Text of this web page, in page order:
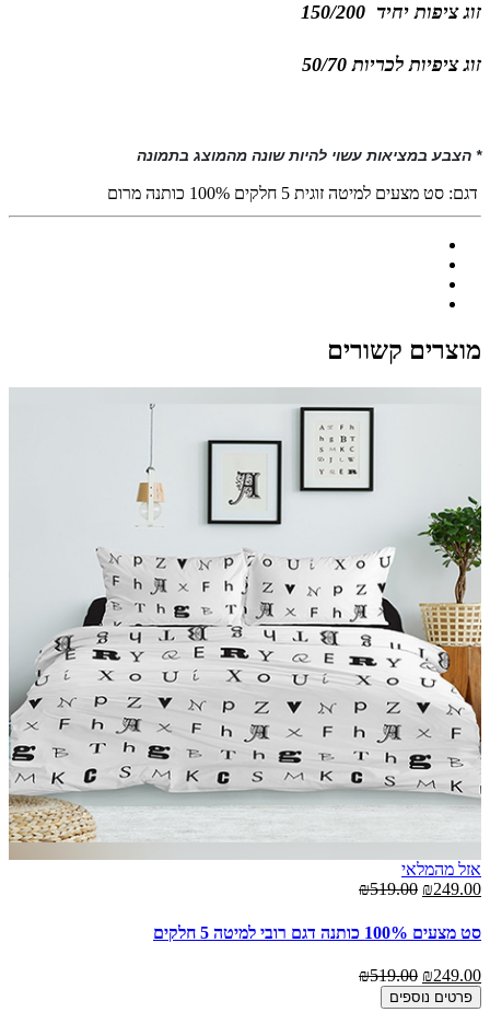
זוג ציפות יחיד 150/200
זוג ציפיות לכריות 50/70
* הצבע במציאות עשוי להיות שונה מהמוצג בתמונה
דגם: סט מצעים למיטה זוגית 5 חלקים 100% כותנה מרום
מוצרים קשורים
אזל מהמלאי
₪249.00
₪519.00
סט מצעים 100% כותנה דגם רובי למיטה 5 חלקים
₪249.00
₪519.00
פרטים נוספים